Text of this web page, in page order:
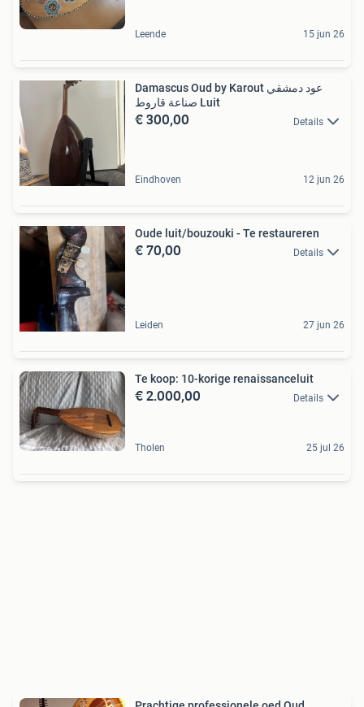
Leende 15 jun 26
Damascus Oud by Karout عود دمشقي
صناعة قاروط Luit
€ 300,00 Details
Eindhoven 12 jun 26
Oude luit/bouzouki - Te restaureren
€ 70,00 Details
Leiden 27 jun 26
Te koop: 10-korige renaissanceluit
€ 2.000,00 Details
Tholen 25 jul 26